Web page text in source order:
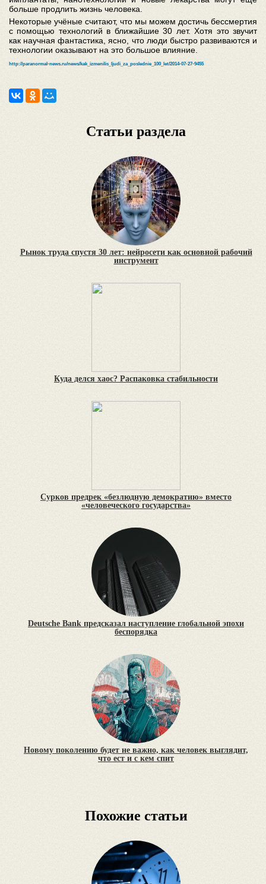
больше продлить жизнь человека.
Некоторые учёные считают, что мы можем достичь бессмертия
с помощью технологий в ближайшие 30 лет. Хотя это звучит
как научная фантастика, ясно, что люди быстро развиваются и
технологии оказывают на это большое влияние.
http://paranormal-news.ru/news/kak_izmenilis_ljudi_za_poslednie_100_let/2014-07-27-9455
Статьи раздела
Рынок труда спустя 30 лет: нейросети как основной рабочий
инструмент
Куда делся хаос? Распаковка стабильности
Сурков предрек «безлюдную демократию» вместо
«человеческого государства»
Deutsche Bank предсказал наступление глобальной эпохи
беспорядка
Новому поколению будет не важно, как человек выглядит,
что ест и с кем спит
Похожие статьи